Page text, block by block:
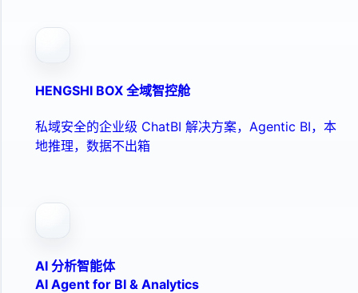
HENGSHI BOX 全域智控舱
私域安全的企业级 ChatBI 解决方案，Agentic BI，本
地推理，数据不出箱
AI 分析智能体
AI Agent for BI & Analytics